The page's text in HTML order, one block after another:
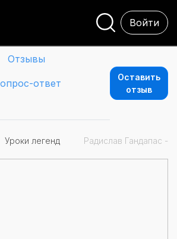
Войти
Отзывы
ответ
Оставить
отзыв
Уроки легенд Радислав Гандапас -